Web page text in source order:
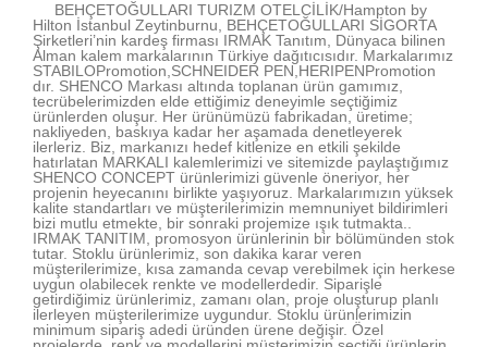
BEHÇETOĞULLARI TURIZM OTELCİLİK/Hampton by
Hilton İstanbul Zeytinburnu, BEHÇETOĞULLARI SİGORTA
Şirketleri’nin kardeş firması IRMAK Tanıtım, Dünyaca bilinen
Alman kalem markalarının Türkiye dağıtıcısıdır. Markalarımız
STABILOPromotion,SCHNEIDER PEN,HERIPENPromotion
dır. SHENCO Markası altında toplanan ürün gamımız,
tecrübelerimizden elde ettiğimiz deneyimle seçtiğimiz
ürünlerden oluşur. Her ürünümüzü fabrikadan, üretime;
nakliyeden, baskıya kadar her aşamada denetleyerek
ilerleriz. Biz, markanızı hedef kitlenize en etkili şekilde
hatırlatan MARKALI kalemlerimizi ve sitemizde paylaştığımız
SHENCO CONCEPT ürünlerimizi güvenle öneriyor, her
projenin heyecanını birlikte yaşıyoruz. Markalarımızın yüksek
kalite standartları ve müşterilerimizin memnuniyet bildirimleri
bizi mutlu etmekte, bir sonraki projemize ışık tutmakta..
IRMAK TANITIM, promosyon ürünlerinin bir bölümünden stok
tutar. Stoklu ürünlerimiz, son dakika karar veren
müşterilerimize, kısa zamanda cevap verebilmek için herkese
uygun olabilecek renkte ve modellerdedir. Siparişle
getirdiğimiz ürünlerimiz, zamanı olan, proje oluşturup planlı
ilerleyen müşterilerimize uygundur. Stoklu ürünlerimizin
minimum sipariş adedi üründen ürene değişir. Özel